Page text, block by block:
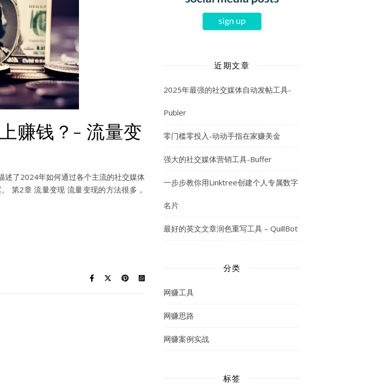
赚钱？- 流量变
述了2024年如何通过各个主流的社交媒体
第2章 流量变现 流量变现的方法很多，
近期文章
2025年最强的社交媒体自动发帖工具-
Publer
零门槛零投入-动动手指在家赚美金
强大的社交媒体营销工具-Buffer
一步步教你用Linktree创建个人专属数字
名片
最好的英文文章润色重写工具 – QuillBot
分类
网赚工具
网赚思路
网赚案例实战
标签